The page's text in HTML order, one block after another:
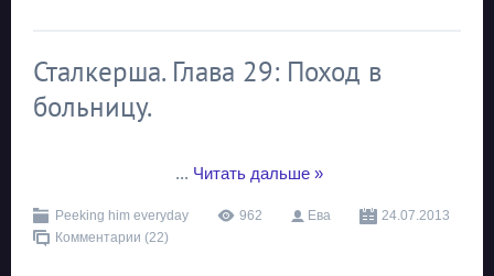
Сталкерша. Глава 29: Поход в
больницу.
... Читать дальше »
Peeking him everyday 962 Ева
24.07.2013
Комментарии (22)